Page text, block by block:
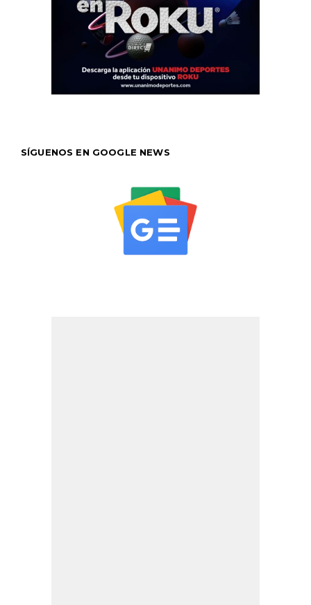
SÍGUENOS EN GOOGLE NEWS